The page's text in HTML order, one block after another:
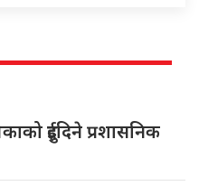
दुईदिने प्रशासनिक